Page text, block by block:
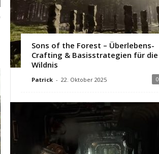
Sons of the Forest – Überlebens-
Crafting & Basisstrategien für die
Wildnis
Patrick - 22. Oktober 2025 0